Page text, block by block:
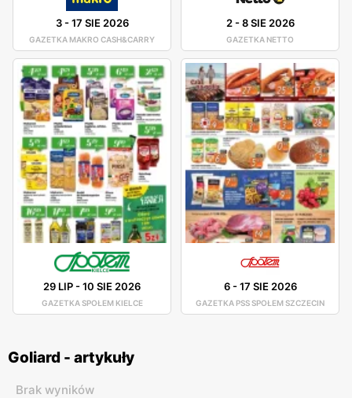
3-17 SIE 2026
GAZETKA MAKRO CASH&CARRY
2-8 SIE 2026
GAZETKA NETTO
29 LIP-10 SIE 2026
GAZETKA SPOŁEM KIELCE
6-17 SIE 2026
GAZETKA PSS SPOŁEM SZCZECIN
Goliard - artykuły
Brak wyników